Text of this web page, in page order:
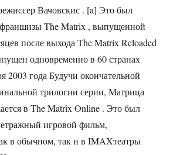
Вачовскис . [a] Это был
The Matrix , выпущенной
после выхода The Matrix Reloaded
одновременно в 60 странах
2003 года Будучи окончательной
трилогии серии, Матрица
в The Matrix Online . Это был
игровой фильм,
в обычном, так и в IMAXтеатры